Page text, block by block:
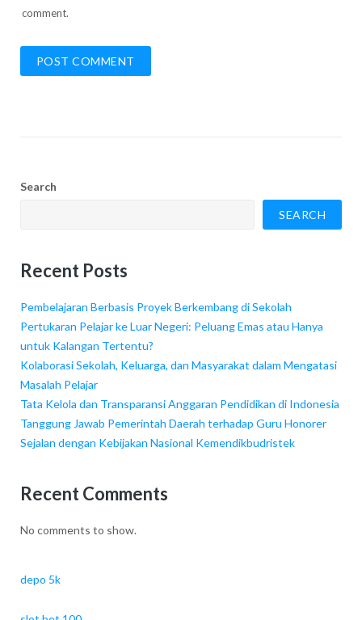
comment.
Search
SEARCH
Recent Posts
Pembelajaran Berbasis Proyek Berkembang di Sekolah
Pertukaran Pelajar ke Luar Negeri: Peluang Emas atau Hanya
untuk Kalangan Tertentu?
Kolaborasi Sekolah, Keluarga, dan Masyarakat dalam Mengatasi
Masalah Pelajar
Tata Kelola dan Transparansi Anggaran Pendidikan di Indonesia
Tanggung Jawab Pemerintah Daerah terhadap Guru Honorer
Sejalan dengan Kebijakan Nasional Kemendikbudristek
Recent Comments
No comments to show.
depo 5k